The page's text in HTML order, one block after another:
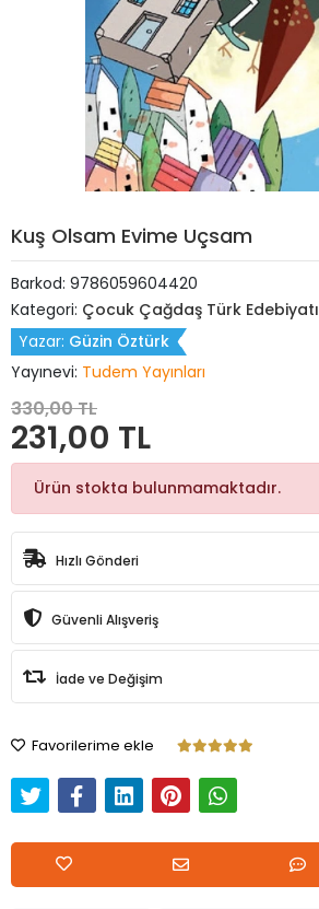
Kuş Olsam Evime Uçsam
Barkod: 9786059604420
Kategori: Çocuk Çağdaş Türk Edebiyatı
Yazar: Güzin Öztürk
Yayınevi: Tudem Yayınları
330,00 TL
231,00 TL
Ürün stokta bulunmamaktadır.
Hızlı Gönderi
Güvenli Alışveriş
İade ve Değişim
Favorilerime ekle